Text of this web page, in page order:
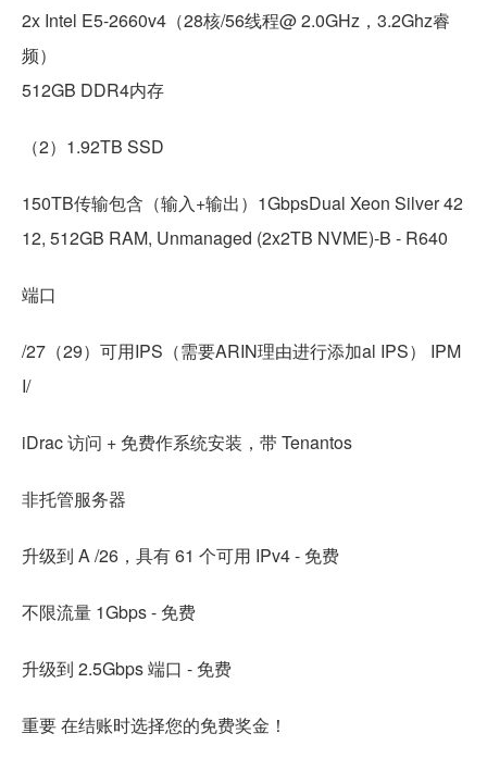
2x Intel E5-2660v4（28核/56线程@ 2.0GHz，3.2Ghz睿
频）
512GB DDR4内存
（2）1.92TB SSD
150TB传输包含（输入+输出）1GbpsDual Xeon Silver 42
12, 512GB RAM, Unmanaged (2x2TB NVME)-B - R640
端口
/27（29）可用IPS（需要ARIN理由进行添加al IPS） IPM
I/
iDrac 访问 + 免费作系统安装，带 Tenantos
非托管服务器
升级到 A /26，具有 61 个可用 IPv4 - 免费
不限流量 1Gbps - 免费
升级到 2.5Gbps 端口 - 免费
重要 在结账时选择您的免费奖金！